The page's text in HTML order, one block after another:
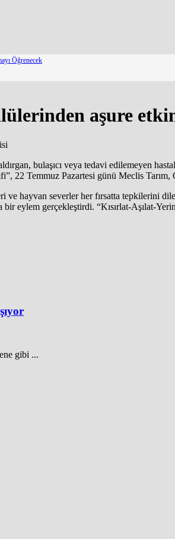
Öğrenecek
aşure
bulaşıcı veya tedavi edilemeyen
22 Temmuz Pazartesi günü Meclis
ve hayvan severler her fırsatta tepkilerini
eylem gerçekleştirdi. “Kısırlat-Aşılat-
gibi ...